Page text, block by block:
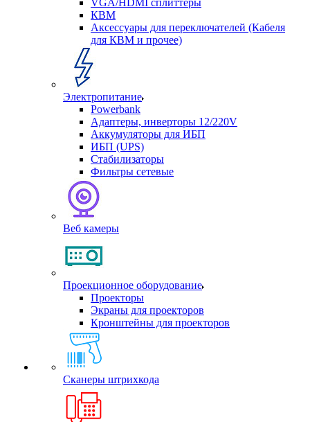
VGA/HDMI сплиттеры
КВМ
Аксессуары для переключателей (Кабеля
для КВМ и прочее)
Электропитание
Powerbank
Адаптеры, инверторы 12/220V
Аккумуляторы для ИБП
ИБП (UPS)
Стабилизаторы
Фильтры сетевые
Веб камеры
Проекционное оборудование
Проекторы
Экраны для проекторов
Кронштейны для проекторов
Сканеры штрихкода